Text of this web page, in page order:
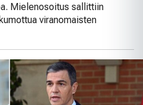
Mielenosoitus sallittiin
viranomaisten